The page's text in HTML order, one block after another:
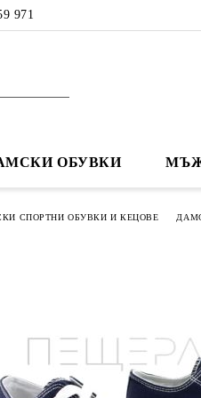
971
ОБУВКИ
СПОРТНИ ОБУВКИ И КЕЦОВЕ